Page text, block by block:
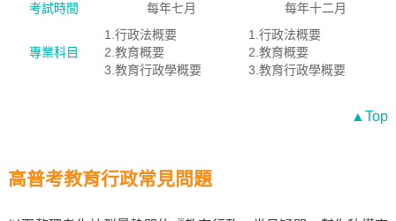
考試時間
每年七月 每年十二月
專業科目
1.行政法概要
2.教育概要
3.教育行政學概要
1.行政法概要
2.教育概要
3.教育行政學概要
▲Top
高普考教育行政常見問題